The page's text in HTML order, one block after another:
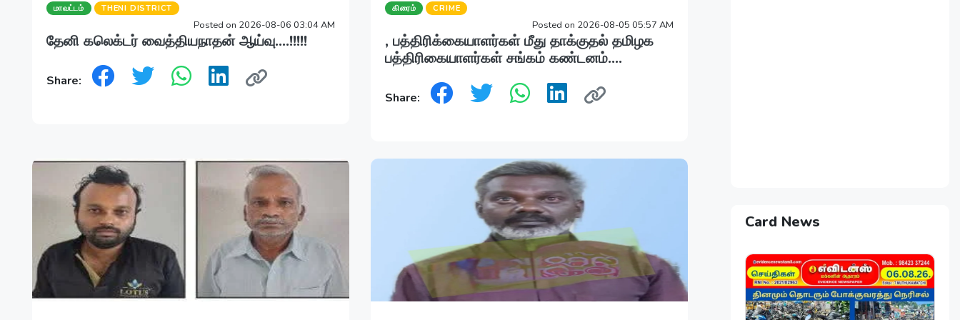
மாவட்டம் THENI DISTRICT
Posted on 2026-08-06 03:04 AM
தேனி கலெக்டர் வைத்தியநாதன் ஆய்வு....!!!!!
Share:
கிரைம் CRIME
Posted on 2026-08-05 05:57 AM
, பத்திரிக்கையாளர்கள் மீது தாக்குதல் தமிழக
பத்திரிகையாளர்கள் சங்கம் கண்டனம்....
Share:
Card News